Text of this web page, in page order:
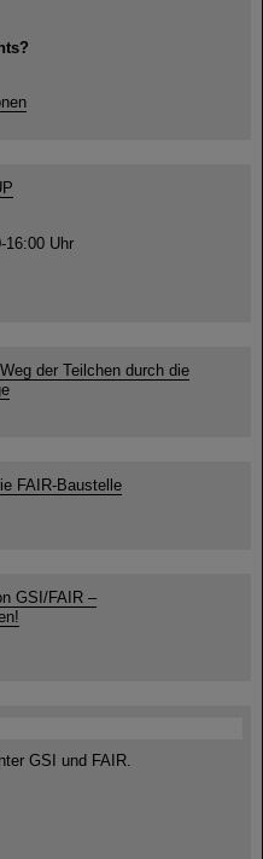
16:00 Uhr
der Teilchen durch die
FAIR-Baustelle
GSI/FAIR –
GSI und FAIR.